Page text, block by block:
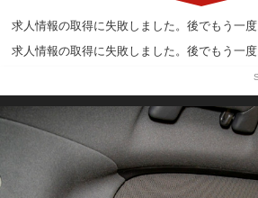
求人情報の取得に失敗しました。後でもう一度
求人情報の取得に失敗しました。後でもう一度